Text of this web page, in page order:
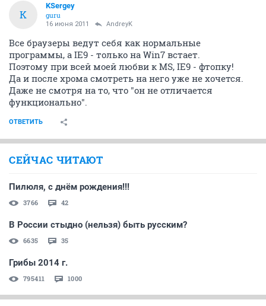
K
KSergey
guru
16 июня 2011 AndreyK
Все браузеры ведут себя как нормальные
программы, а IE9 - только на Win7 встает.
Поэтому при всей моей любви к MS, IE9 - фтопку!
Да и после хрома смотреть на него уже не хочется.
Даже не смотря на то, что "он не отличается
функционально".
ОТВЕТИТЬ
СЕЙЧАС ЧИТАЮТ
Пилюля, с днём рождения!!!
3766 42
В России стыдно (нельзя) быть русским?
6635 35
Грибы 2014 г.
795411 1000